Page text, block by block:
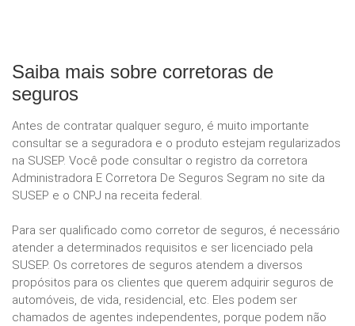
Saiba mais sobre corretoras de
seguros
Antes de contratar qualquer seguro, é muito importante
consultar se a seguradora e o produto estejam regularizados
na SUSEP. Você pode consultar o registro da corretora
Administradora E Corretora De Seguros Segram no site da
SUSEP e o CNPJ na receita federal.
Para ser qualificado como corretor de seguros, é necessário
atender a determinados requisitos e ser licenciado pela
SUSEP. Os corretores de seguros atendem a diversos
propósitos para os clientes que querem adquirir seguros de
automóveis, de vida, residencial, etc. Eles podem ser
chamados de agentes independentes, porque podem não